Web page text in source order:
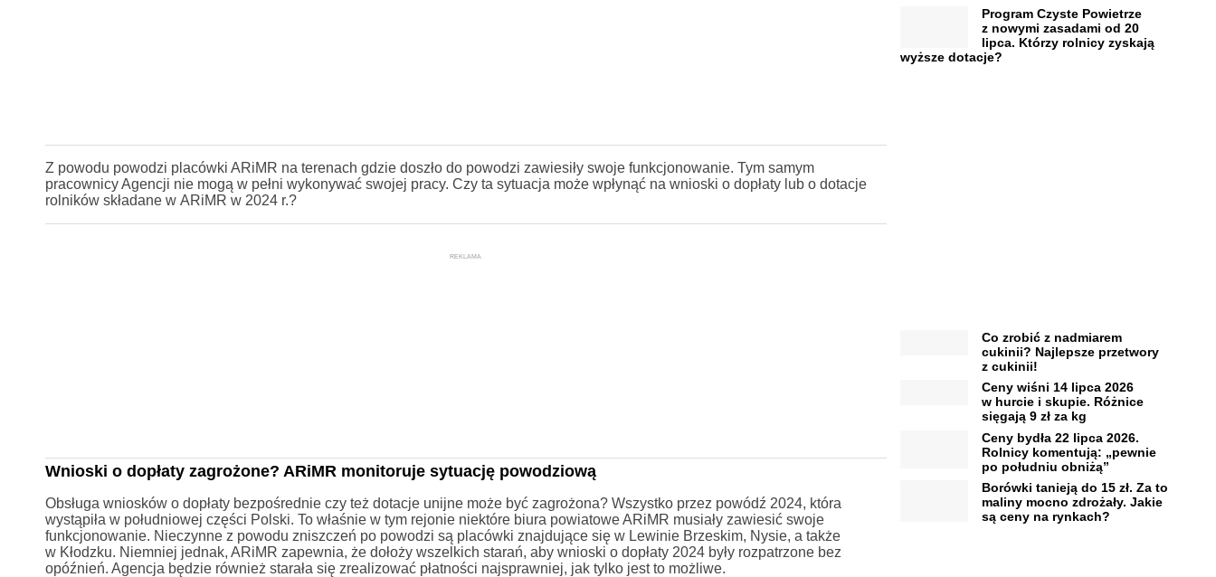
Z powodu powodzi placówki ARiMR na terenach gdzie doszło do powodzi zawiesiły swoje funkcjonowanie. Tym samym
pracownicy Agencji nie mogą w pełni wykonywać swojej pracy. Czy ta sytuacja może wpłynąć na wnioski o dopłaty lub o dotacje
rolników składane w ARiMR w 2024 r.?
REKLAMA
Wnioski o dopłaty zagrożone? ARiMR monitoruje sytuację powodziową
Obsługa wniosków o dopłaty bezpośrednie czy też dotacje unijne może być zagrożona? Wszystko przez powódź 2024, która
wystąpiła w południowej części Polski. To właśnie w tym rejonie niektóre biura powiatowe ARiMR musiały zawiesić swoje
funkcjonowanie. Nieczynne z powodu zniszczeń po powodzi są placówki znajdujące się w Lewinie Brzeskim, Nysie, a także
w Kłodzku. Niemniej jednak, ARiMR zapewnia, że dołoży wszelkich starań, aby wnioski o dopłaty 2024 były rozpatrzone bez
opóźnień. Agencja będzie również starała się zrealizować płatności najsprawniej, jak tylko jest to możliwe.
Program Czyste Powietrze
z nowymi zasadami od 20
lipca. Którzy rolnicy zyskają
wyższe dotacje?
Co zrobić z nadmiarem
cukinii? Najlepsze przetwory
z cukinii!
Ceny wiśni 14 lipca 2026
w hurcie i skupie. Różnice
sięgają 9 zł za kg
Ceny bydła 22 lipca 2026.
Rolnicy komentują: „pewnie
po południu obniżą”
Borówki tanieją do 15 zł. Za to
maliny mocno zdrożały. Jakie
są ceny na rynkach?